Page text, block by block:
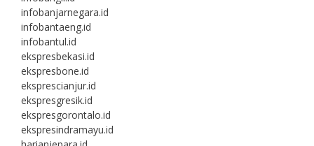
infobanjarnegara.id
infobantaeng.id
infobantul.id
ekspresbekasi.id
ekspresbone.id
eksprescianjur.id
ekspresgresik.id
ekspresgorontalo.id
ekspresindramayu.id